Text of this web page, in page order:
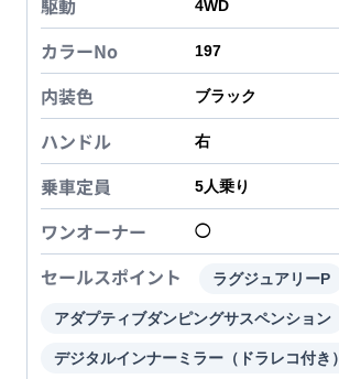
駆動 4WD
カラーNo 197
内装色 ブラック
ハンドル 右
乗車定員 5人乗り
ワンオーナー ◯
セールスポイント ラグジュアリーP
アダプティブダンピングサスペンション
デジタルインナーミラー（ドラレコ付き）